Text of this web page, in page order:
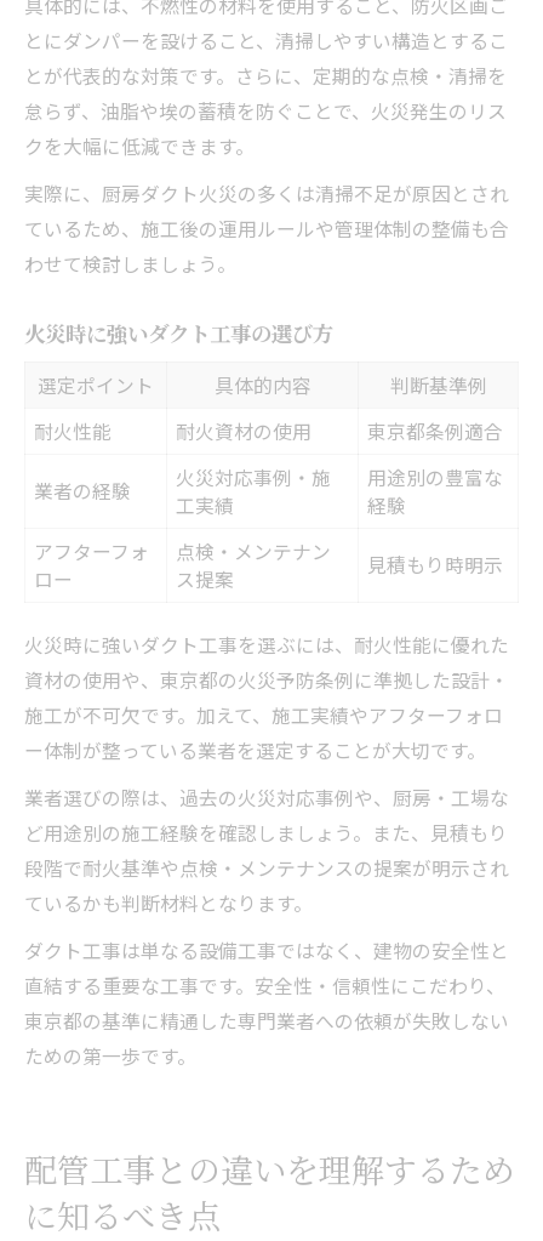
具体的には、不燃性の材料を使用すること、防火区画ご
とにダンパーを設けること、清掃しやすい構造とするこ
とが代表的な対策です。さらに、定期的な点検・清掃を
怠らず、油脂や埃の蓄積を防ぐことで、火災発生のリス
クを大幅に低減できます。
実際に、厨房ダクト火災の多くは清掃不足が原因とされ
ているため、施工後の運用ルールや管理体制の整備も合
わせて検討しましょう。
火災時に強いダクト工事の選び方
選定ポイント 具体的内容
判断基準例
耐火性能
耐火資材の使用 東京都条例適合
業者の経験
火災対応事例・施
工実績
用途別の豊富な
経験
アフターフォ
ロー
点検・メンテナン
ス提案
見積もり時明示
火災時に強いダクト工事を選ぶには、耐火性能に優れた
資材の使用や、東京都の火災予防条例に準拠した設計・
施工が不可欠です。加えて、施工実績やアフターフォロ
ー体制が整っている業者を選定することが大切です。
業者選びの際は、過去の火災対応事例や、厨房・工場な
ど用途別の施工経験を確認しましょう。また、見積もり
段階で耐火基準や点検・メンテナンスの提案が明示され
ているかも判断材料となります。
ダクト工事は単なる設備工事ではなく、建物の安全性と
直結する重要な工事です。安全性・信頼性にこだわり、
東京都の基準に精通した専門業者への依頼が失敗しない
ための第一歩です。
配管工事との違いを理解するため
に知るべき点